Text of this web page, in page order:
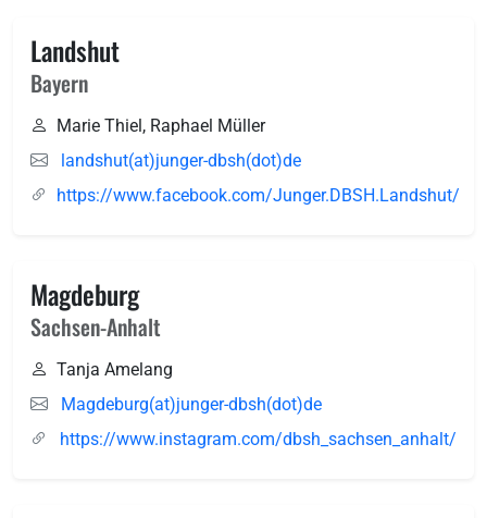
Landshut
Bayern
Marie Thiel, Raphael Müller
landshut(at)junger-dbsh(dot)de
https://www.facebook.com/Junger.DBSH.Landshut/
Magdeburg
Sachsen-Anhalt
Tanja Amelang
Magdeburg(at)junger-dbsh(dot)de
https://www.instagram.com/dbsh_sachsen_anhalt/